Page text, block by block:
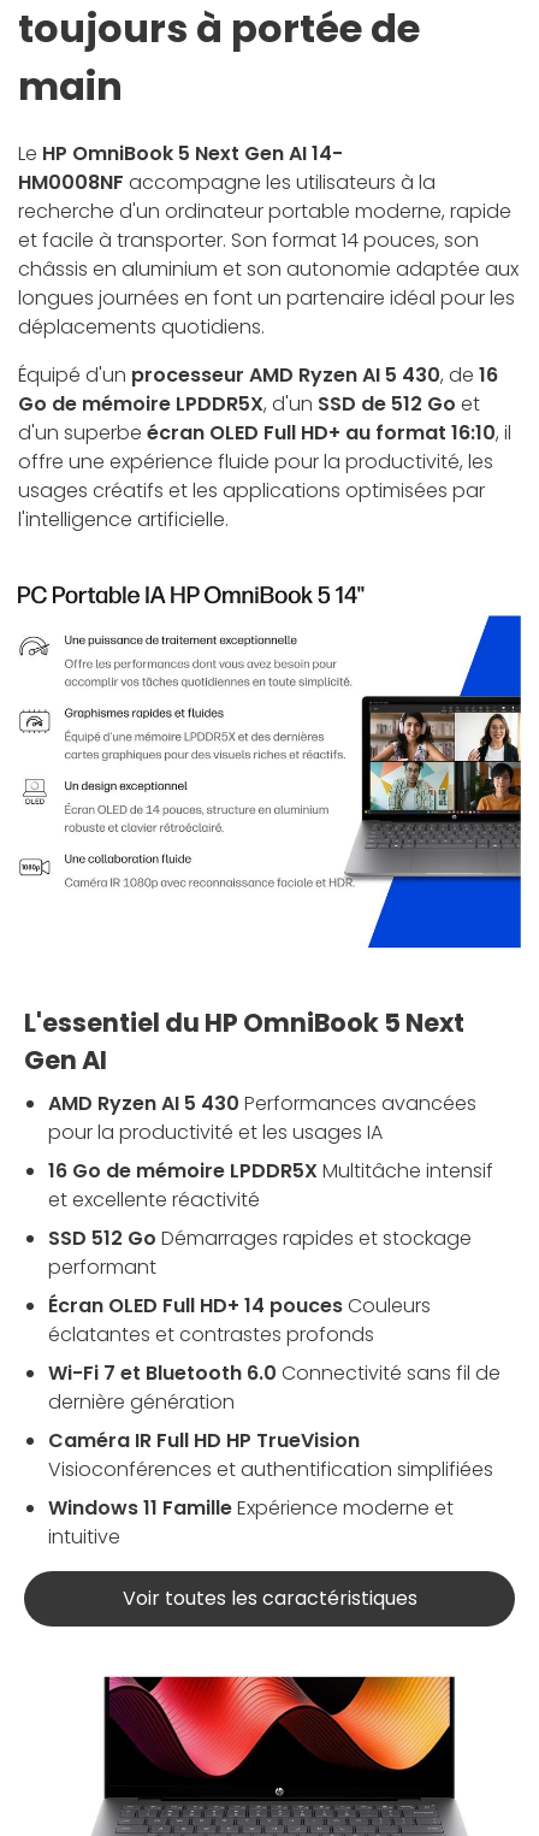
toujours à portée de
main
Le HP OmniBook 5 Next Gen AI 14-
HM0008NF accompagne les utilisateurs à la
recherche d'un ordinateur portable moderne, rapide
et facile à transporter. Son format 14 pouces, son
châssis en aluminium et son autonomie adaptée aux
longues journées en font un partenaire idéal pour les
déplacements quotidiens.
Équipé d'un processeur AMD Ryzen AI 5 430, de 16
Go de mémoire LPDDR5X, d'un SSD de 512 Go et
d'un superbe écran OLED Full HD+ au format 16:10, il
offre une expérience fluide pour la productivité, les
usages créatifs et les applications optimisées par
l'intelligence artificielle.
L'essentiel du HP OmniBook 5 Next
Gen AI
AMD Ryzen AI 5 430 Performances avancées
pour la productivité et les usages IA
16 Go de mémoire LPDDR5X Multitâche intensif
et excellente réactivité
SSD 512 Go Démarrages rapides et stockage
performant
Écran OLED Full HD+ 14 poucesCouleurs
éclatantes et contrastes profonds
Wi-Fi 7 et Bluetooth 6.0 Connectivité sans fil de
dernière génération
Caméra IR Full HD HP TrueVision
Visioconférences et authentification simplifiées
Windows 11 FamilleExpérience moderne et
intuitive
Voir toutes les caractéristiques